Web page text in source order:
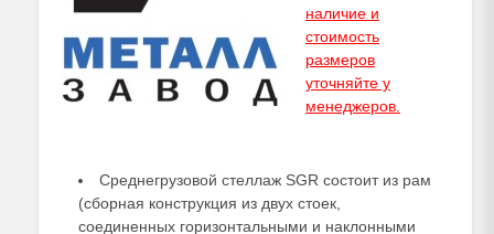
наличие и
стоимость
размеров
уточняйте у
менеджеров
Среднегрузовой стеллаж SGR состоит из рам
(сборная конструкция из двух стоек,
соединенных горизонтальными и наклонными